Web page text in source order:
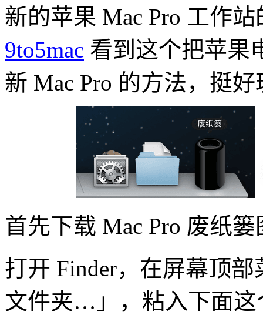
新的苹果 Mac Pro 工作
9to5mac 看到这个把苹果
新 Mac Pro 的方法，挺
首先下载 Mac Pro 废纸
打开 Finder，在屏幕顶
文件夹…」，粘入下面这